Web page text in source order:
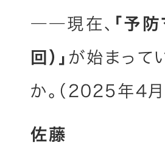
――現在、 「予
回）」 が始まって
か。（2025年4
佐藤